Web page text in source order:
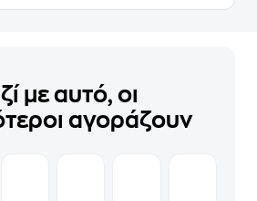
με αυτό, οι
αγοράζουν